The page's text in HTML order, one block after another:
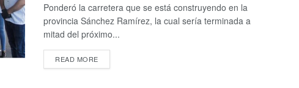
Ponderó la carretera que se está construyendo en la
provincia Sánchez Ramírez, la cual sería terminada a
mitad del próximo...
READ MORE